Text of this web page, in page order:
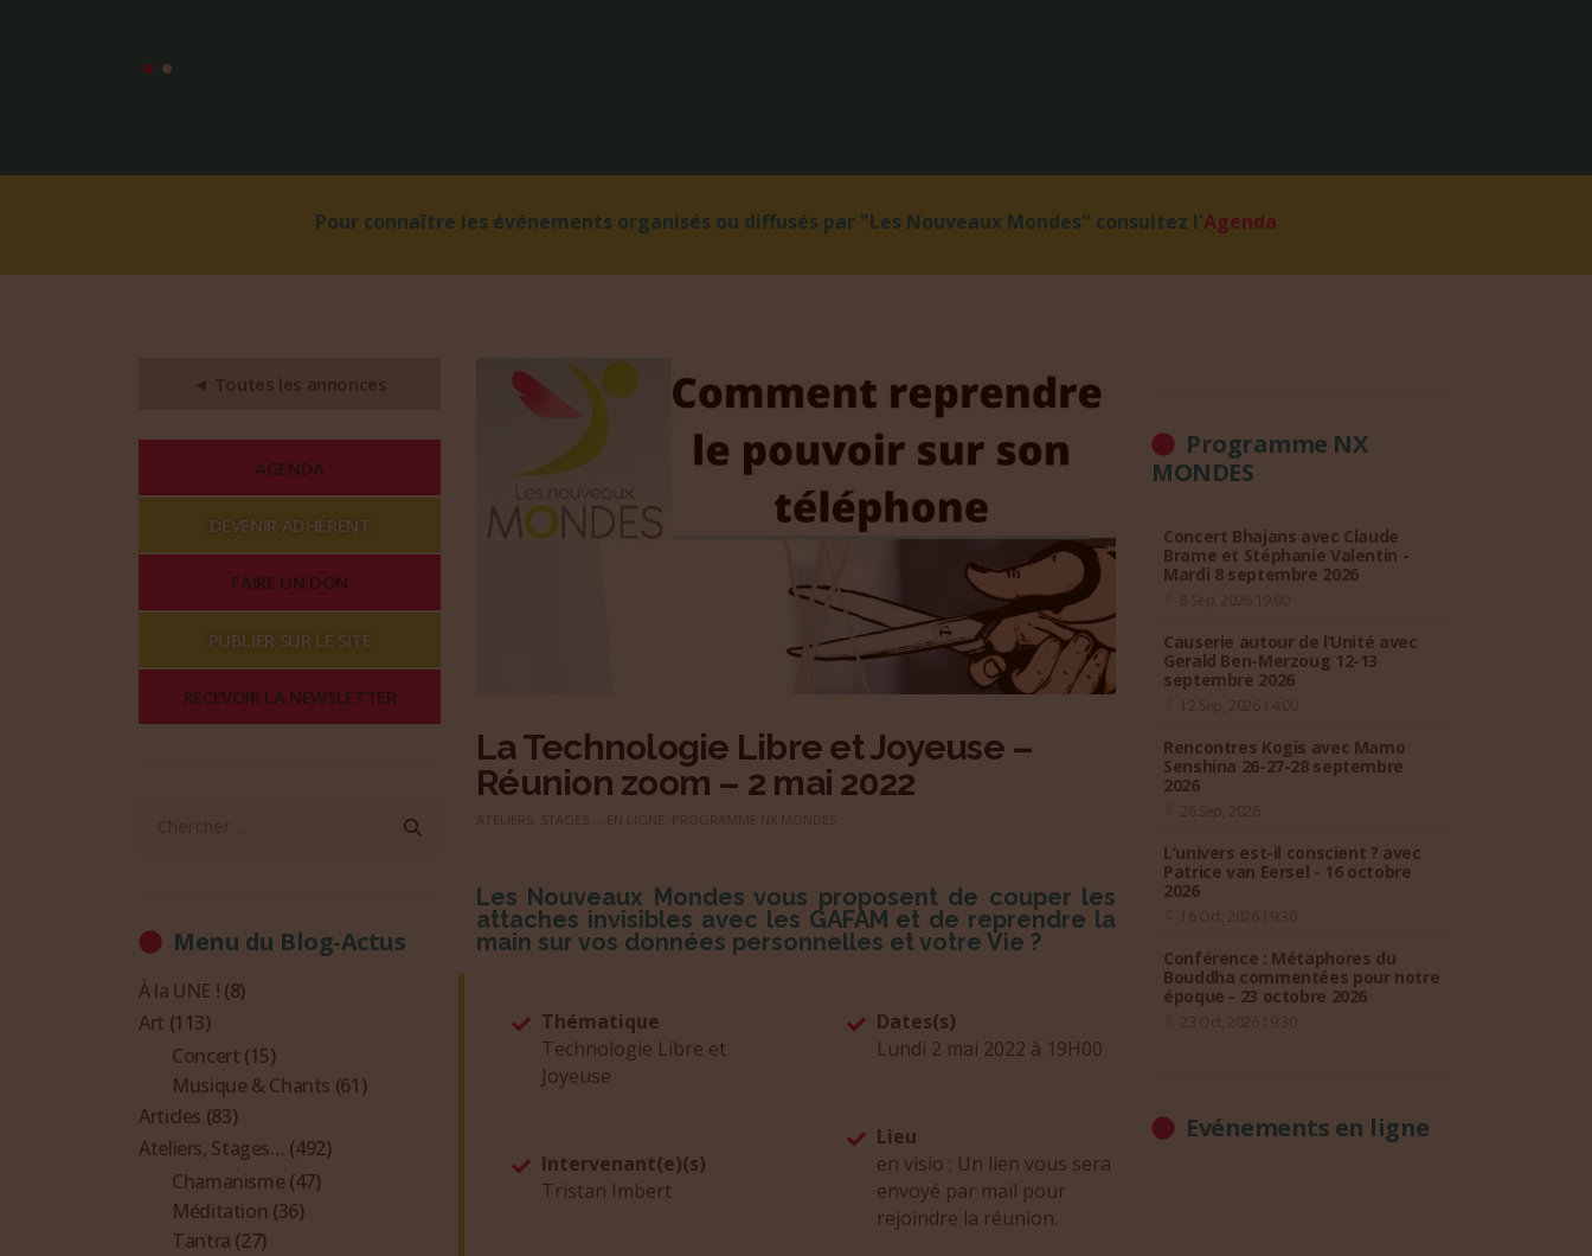
Pour connaître les événements organisés ou diffusés par "Les Nouveaux Mondes" consultez l'Agenda
La Technologie Libre et Joyeuse –
Réunion zoom – 2 mai 2022
Les Nouveaux Mondes vous proposent de couper les
attaches invisibles avec les GAFAM et de reprendre la
main sur vos données personnelles et votre Vie ?
Thématique
Technologie Libre et
Joyeuse
Intervenant(e)(s)
Tristan Imbert
Dates(s)
Lundi 2 mai 2022 à 19H00
Lieu
en visio ; Un lien vous sera
envoyé par mail pour
rejoindre la réunion.
◄ Toutes les annonces
AGENDA
DEVENIR ADHÉRENT
FAIRE UN DON
PUBLIER SUR LE SITE
RECEVOIR LA NEWSLETTER
Menu du Blog-Actus
À la UNE ! (8)
Art (113)
Concert (15)
Musique & Chants (61)
Articles (83)
Ateliers, Stages… (492)
Chamanisme (47)
Méditation (36)
Tantra (27)
Programme NX
MONDES
Concert Bhajans avec Claude
Brame et Stéphanie Valentin -
Mardi 8 septembre 2026
Causerie autour de l’Unité avec
Gerald Ben-Merzoug 12-13
septembre 2026
Rencontres Kogis avec Mamo
Senshina 26-27-28 septembre
2026
L’univers est-il conscient ? avec
Patrice van Eersel - 16 octobre
2026
Conférence : Métaphores du
Bouddha commentées pour notre
époque - 23 octobre 2026
Evénements en ligne